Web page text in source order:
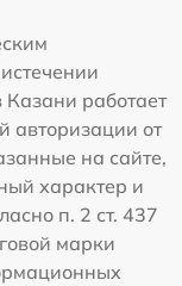
работает
авторизации от
на сайте,
характер и
п. 2 ст. 437
марки